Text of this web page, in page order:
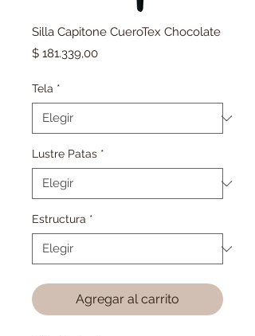
Silla Capitone CueroTex Chocolate
$ 181.339,00Precio
Tela *
Lustre Patas *
Estructura *
Agregar al carrito